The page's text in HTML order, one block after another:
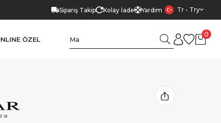
Sipariş Takip Kolay İade Yardım Tr - Try
ÖZEL
0